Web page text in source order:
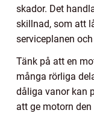
skador. Det
skillnad, som att
serviceplanen
Tänk på att en
många rörliga
dåliga vanor kan
att ge motorn